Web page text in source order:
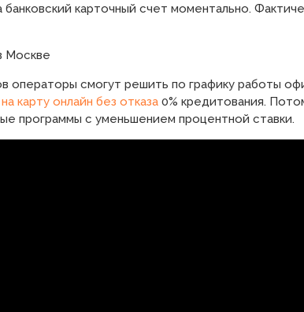
карточный счет моментально.
Москве
операторы смогут решить по графику работы
карту онлайн без отказа 0% кредитования.
программы с уменьшением процентной ставки.